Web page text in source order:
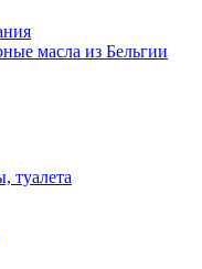
масла из Бельгии
туалета